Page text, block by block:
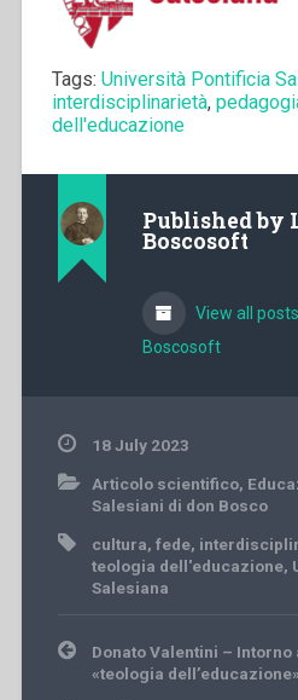
Tags: Università Pontificia
interdisciplinarietà,
dell'educazione
Published by
Boscosoft
View all
Boscosoft
18 July 2023
Articolo scientifico,
Salesiani di don Bosco
cultura, fede,
teologia dell'educazione,
Salesiana
Post
navigation
Donato Valentini –
«teologia dell’educazione»